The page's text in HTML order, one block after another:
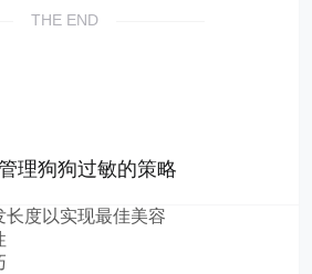
THE END
理狗狗过敏的策略
度以实现最佳美容